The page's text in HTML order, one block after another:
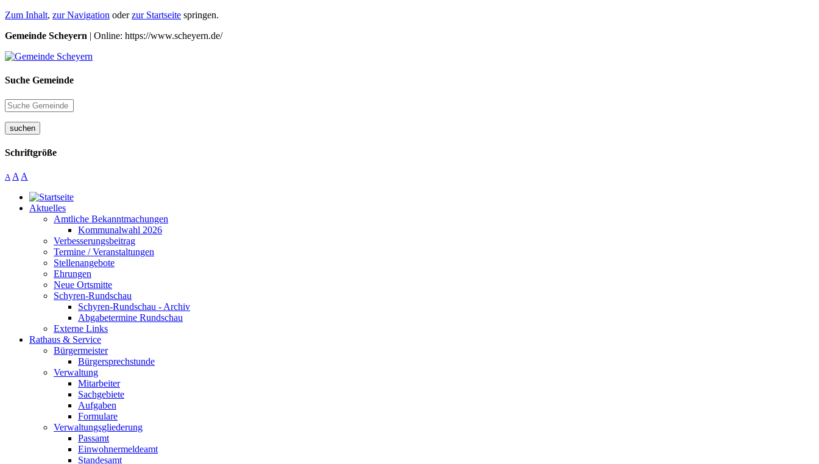
Zum Inhalt, zur Navigation oderzur Startseite springen.
Gemeinde Scheyern | Online: https://www.scheyern.de/
Suche Gemeinde
suchen
Schriftgröße
A A A
Aktuelles
Amtliche Bekanntmachungen
Kommunalwahl 2026
Verbesserungsbeitrag
Termine / Veranstaltungen
Stellenangebote
Ehrungen
Neue Ortsmitte
Schyren-Rundschau
Schyren-Rundschau - Archiv
Abgabetermine Rundschau
Externe Links
Rathaus & Service
Bürgermeister
Bürgersprechstunde
Verwaltung
Mitarbeiter
Sachgebiete
Aufgaben
Formulare
Verwaltungsgliederung
Passamt
Einwohnermeldeamt
Standesamt